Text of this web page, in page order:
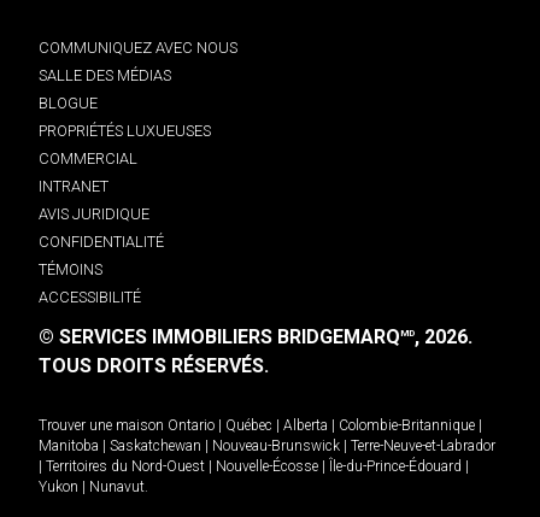
COMMUNIQUEZ AVEC NOUS
SALLE DES MÉDIAS
BLOGUE
PROPRIÉTÉS LUXUEUSES
COMMERCIAL
INTRANET
AVIS JURIDIQUE
CONFIDENTIALITÉ
TÉMOINS
ACCESSIBILITÉ
© SERVICES IMMOBILIERS BRIDGEMARQMD, 2026.
TOUS DROITS RÉSERVÉS.
Trouver une maison Ontario Québec Alberta Colombie-Britannique
Manitoba
Saskatchewan Nouveau-Brunswick
Terre-Neuve-et-Labrador
Territoires du Nord-Ouest Nouvelle-Écosse Île-du-Prince-Édouard
Yukon
Nunavut.